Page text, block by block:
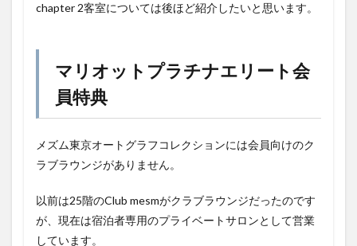
chapter 2客室については後ほど紹介したいと思います。
マリオットプラチナエリート会
員特典
メズム東京オートグラフコレクションには会員向けのク
ラブラウンジがありません。
以前は25階のClub mesmがクラブラウンジだったのです
が、現在は宿泊者専用のプライベートサロンとして営業
しています。